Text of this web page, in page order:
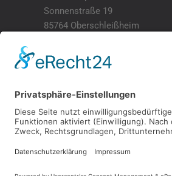
Sonnenstraße 19
85764 Oberschleißheim
+49 89 5505 212 – 69
e